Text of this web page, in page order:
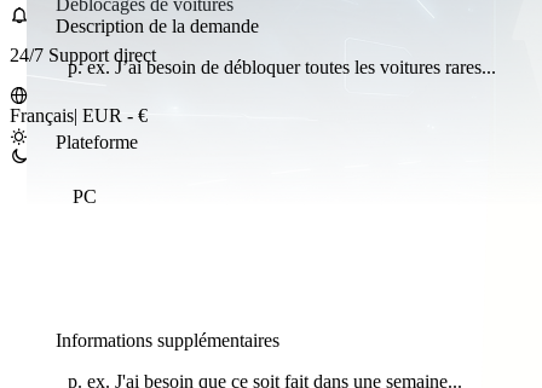
24/7 Support direct
Français| EUR - €
Déblocages de voitures
Description de la demande
Plateforme
PC
Informations supplémentaires